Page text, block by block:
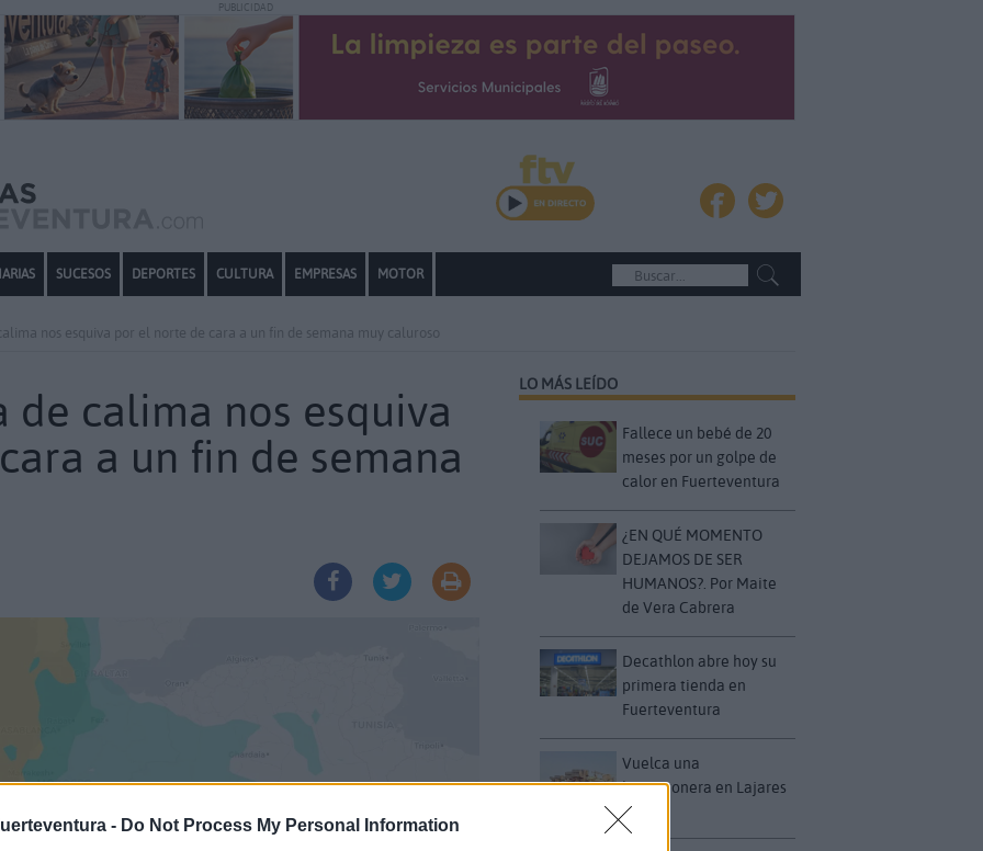
- Do Not Process My Personal Information
PUBLICIDAD
SUCESOS DEPORTES CULTURA EMPRESAS MOTOR
nos esquiva por el norte de cara a un fin de semana muy caluroso
de calima nos esquiva
a un fin de semana
LO MÁS LEÍDO
Fallece un bebé de 20
meses por un golpe de
calor en Fuerteventura
¿EN QUÉ MOMENTO
DEJAMOS DE SER
HUMANOS?. Por Maite
de Vera Cabrera
Decathlon abre hoy su
primera tienda en
Fuerteventura
Vuelca una
hormigonera en Lajares